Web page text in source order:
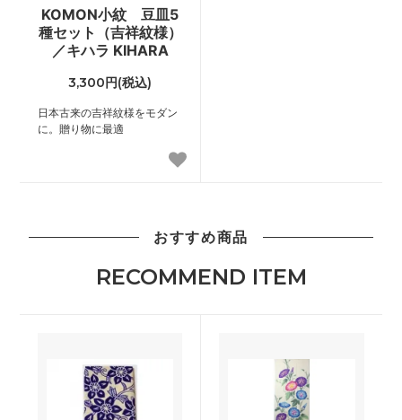
KOMON小紋 豆皿5
種セット（吉祥紋様）
／キハラ KIHARA
3,300円(税込)
日本古来の吉祥紋様をモダン
に。贈り物に最適
おすすめ商品
RECOMMEND ITEM